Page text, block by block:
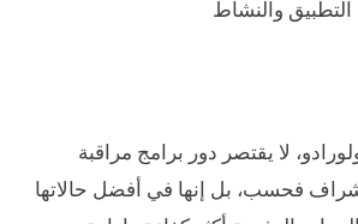
والنشاط
لا يقتصر دور برامج مراقبة
فحسب، بل إنها في أفضل حالاتها